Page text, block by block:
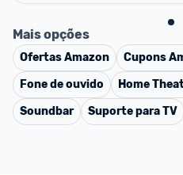
Mais opções
OfertasAmazon Cupons
Fone de ouvido
Home
Soundbar
Suporte para TV